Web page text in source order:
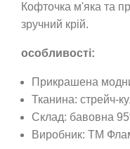
Кофточка м'яка та
зручний крій.
особливості:
Прикрашена
Тканина: стрейч-
Склад: бавовна
Виробник: ТМ